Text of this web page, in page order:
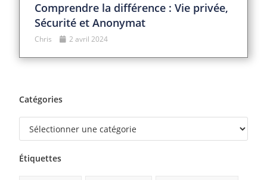
Comprendre la différence : Vie privée,
Sécurité et Anonymat
Chris 2 avril 2024
Catégories
Étiquettes